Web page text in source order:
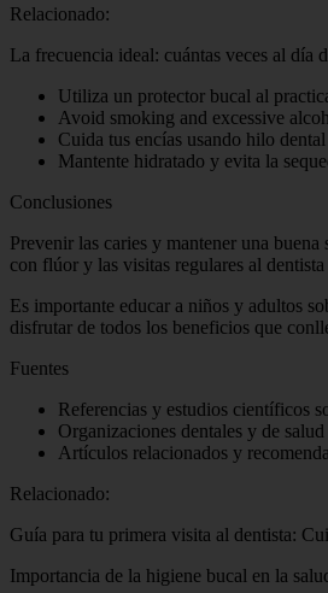
Relacionado:
La frecuencia ideal: cuántas veces al día
Utiliza un protector bucal al
Avoid smoking and excessive
Cuida tus encías usando hilo
Mantente hidratado y evita la
Conclusiones
Prevenir las caries y mantener una
con flúor y las visitas regulares al
Es importante educar a niños y adultos
disfrutar de todos los beneficios que
Fuentes
Referencias y estudios científicos
Organizaciones dentales y de
Artículos relacionados y
Relacionado:
Guía para tu primera visita al dentista:
Importancia de la higiene bucal en la